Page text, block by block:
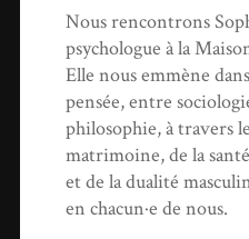
Nous rencontrons
psychologue à la
Elle nous emmène
pensée, entre
philosophie, à travers
matrimoine, de la
et de la dualité
en chacun·e de nous.